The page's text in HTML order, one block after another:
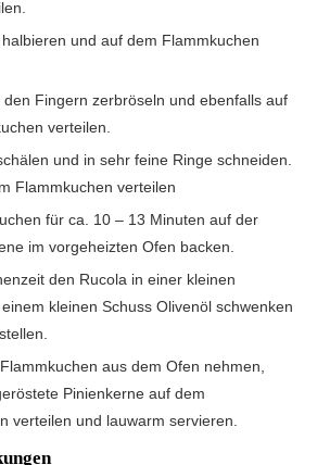
verteilen.
Flammkuchen verteilen
im vorgeheizten Ofen backen.
kleinen Schuss Olivenöl schwenken
Pinienkerne auf dem
verteilen und lauwarm servieren.